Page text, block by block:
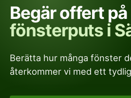
Begär offert på
fönsterputs i
Berätta hur många fönster
återkommer vi med ett